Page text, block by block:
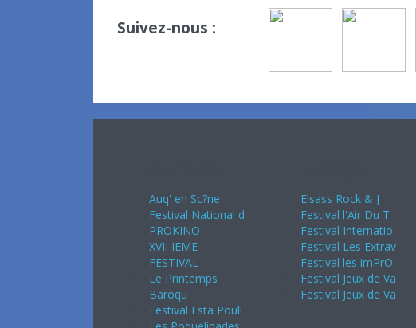
Suivez-nous :
Auq' en Sc?ne
Festival National d
PROKINO
XVII IEME
FESTIVAL
Le Printemps
Baroqu
Festival Esta Pouli
Elsass Rock & J
Festival l'Air Du T
Festival Internatio
Festival Les Extrav
Festival les imPrO'
Festival Jeux de Va
Festival Jeux de Va